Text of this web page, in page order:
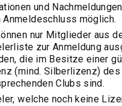
und
Anmeldeschluss möglich.
nur Mitglieder aus
zur Anmeldung
die im Besitze einer
(mind. Silberlizenz) des
Clubs sind.
welche noch keine